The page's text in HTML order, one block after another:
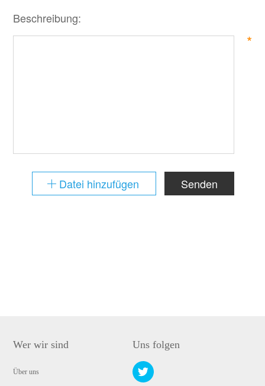
Beschreibung:
*
Senden
Datei hinzufügen
Wer wir sind
Über uns
Uns folgen